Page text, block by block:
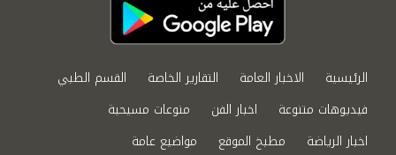
الرئيسية الاخبار العامة التقارير الخاصة
القسم الطبي
فيديوهات متنوعة
اخبار الفن
منوعات مسيحية
اخبار الرياضة
مطبخ الموقع
مواضيع عامة